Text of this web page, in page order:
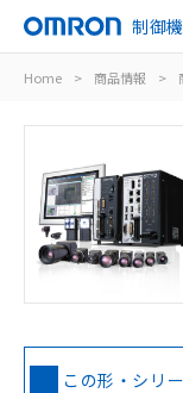
制御
Home > 商品情報 >
この形・シリ